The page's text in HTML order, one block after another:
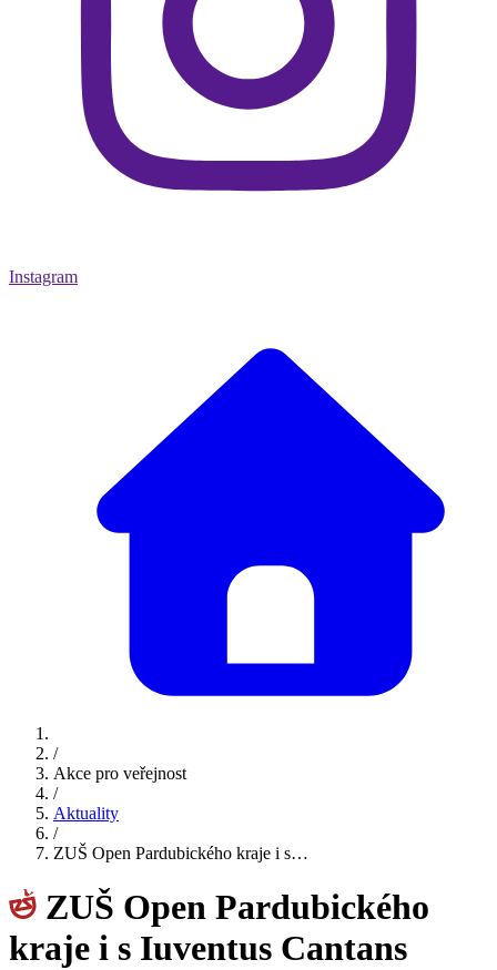
Instagram
/
Akce pro veřejnost
/
Aktuality
/
ZUŠ Open Pardubického kraje i s…
ZUŠ Open Pardubického
kraje i s Iuventus Cantans